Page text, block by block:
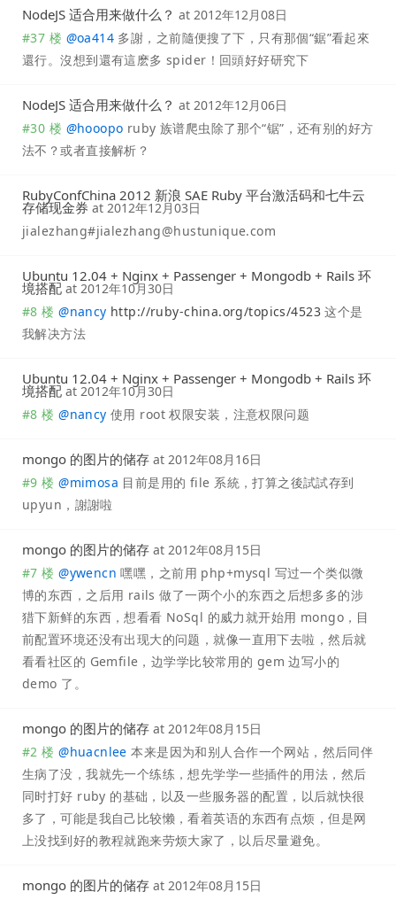
NodeJS 适合用来做什么？ at 2012年12月08日
#37 楼 @oa414 多謝，之前隨便搜了下，只有那個“鋸”看起來
還行。沒想到還有這麽多 spider！回頭好好研究下
NodeJS 适合用来做什么？ at 2012年12月06日
#30 楼 @hooopo ruby 族谱爬虫除了那个“锯”，还有别的好方
法不？或者直接解析？
RubyConfChina 2012 新浪 SAE Ruby 平台激活码和七牛云
存储现金券 at 2012年12月03日
jialezhang#jialezhang@hustunique.com
Ubuntu 12.04 + Nginx + Passenger + Mongodb + Rails 环
境搭配 at 2012年10月30日
#8 楼 @nancy http://ruby-china.org/topics/4523这个是
我解决方法
Ubuntu 12.04 + Nginx + Passenger + Mongodb + Rails 环
境搭配 at 2012年10月30日
#8 楼 @nancy 使用 root 权限安装，注意权限问题
mongo 的图片的储存 at 2012年08月16日
#9 楼 @mimosa 目前是用的 file 系統，打算之後試試存到
upyun，謝謝啦
mongo 的图片的储存 at 2012年08月15日
#7 楼 @ywencn 嘿嘿，之前用 php+mysql 写过一个类似微
博的东西，之后用 rails 做了一两个小的东西之后想多多的涉
猎下新鲜的东西，想看看 NoSql 的威力就开始用 mongo，目
前配置环境还没有出现大的问题，就像一直用下去啦，然后就
看看社区的 Gemfile，边学学比较常用的 gem 边写小的
demo 了。
mongo 的图片的储存 at 2012年08月15日
#2 楼 @huacnlee 本来是因为和别人合作一个网站，然后同伴
生病了没，我就先一个练练，想先学学一些插件的用法，然后
同时打好 ruby 的基础，以及一些服务器的配置，以后就快很
多了，可能是我自己比较懒，看着英语的东西有点烦，但是网
上没找到好的教程就跑来劳烦大家了，以后尽量避免。
mongo 的图片的储存 at 2012年08月15日